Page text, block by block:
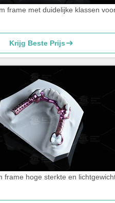
frame met duidelijke klassen
Krijg Beste Prijs
frame hoge sterkte en